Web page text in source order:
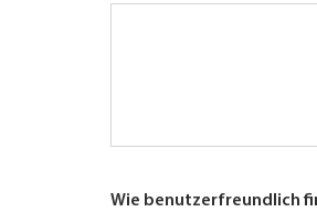
Wie benutzerfreundlich